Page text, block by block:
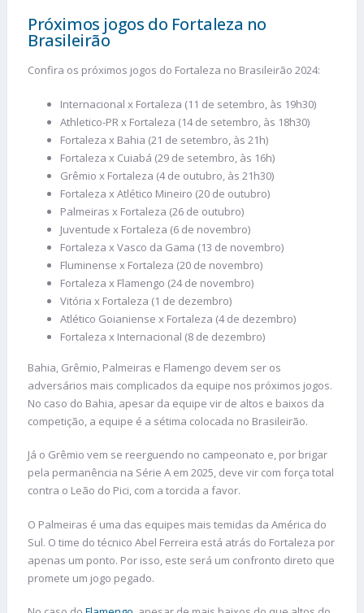
Próximos jogos do Fortaleza no
Brasileirão
Confira os próximos jogos do Fortaleza no Brasileirão 2024:
Internacional x Fortaleza (11 de setembro, às 19h30)
Athletico-PR x Fortaleza (14 de setembro, às 18h30)
Fortaleza x Bahia (21 de setembro, às 21h)
Fortaleza x Cuiabá (29 de setembro, às 16h)
Grêmio x Fortaleza (4 de outubro, às 21h30)
Fortaleza x Atlético Mineiro (20 de outubro)
Palmeiras x Fortaleza (26 de outubro)
Juventude x Fortaleza (6 de novembro)
Fortaleza x Vasco da Gama (13 de novembro)
Fluminense x Fortaleza (20 de novembro)
Fortaleza x Flamengo (24 de novembro)
Vitória x Fortaleza (1 de dezembro)
Atlético Goianiense x Fortaleza (4 de dezembro)
Fortaleza x Internacional (8 de dezembro)
Bahia, Grêmio, Palmeiras e Flamengo devem ser os
adversários mais complicados da equipe nos próximos jogos.
No caso do Bahia, apesar da equipe vir de altos e baixos da
competição, a equipe é a sétima colocada no Brasileirão.
Já o Grêmio vem se reerguendo no campeonato e, por brigar
pela permanência na Série A em 2025, deve vir com força total
contra o Leão do Pici, com a torcida a favor.
O Palmeiras é uma das equipes mais temidas da América do
Sul. O time do técnico Abel Ferreira está atrás do Fortaleza por
apenas um ponto. Por isso, este será um confronto direto que
promete um jogo pegado.